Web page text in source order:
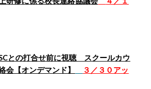
との打合せ前に視聴 スクールカウ
会【オンデマンド】
３／３０アッ